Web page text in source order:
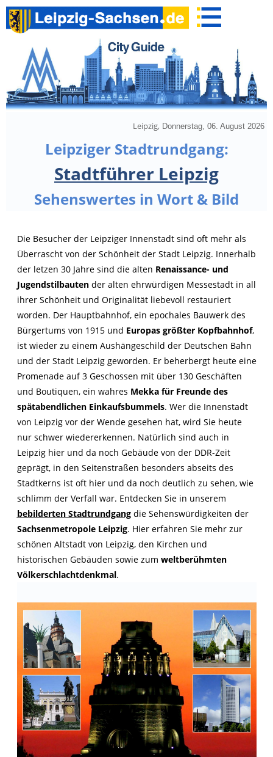
Leipzig, Donnerstag, 06. August 2026
Leipziger Stadtrundgang:
Stadtführer Leipzig
Sehenswertes in Wort & Bild
Die Besucher der Leipziger Innenstadt sind oft mehr als
Überrascht von der Schönheit der Stadt Leipzig. Innerhalb
der letzen 30 Jahre sind die alten Renaissance- und
Jugendstilbautender alten ehrwürdigen Messestadt in all
ihrer Schönheit und Originalität liebevoll restauriert
worden. Der Hauptbahnhof, ein epochales Bauwerk des
Bürgertums von 1915 und Europas größter Kopfbahnhof,
ist wieder zu einem Aushängeschild der Deutschen Bahn
und der Stadt Leipzig geworden. Er beherbergt heute eine
Promenade auf 3 Geschossen mit über 130 Geschäften
und Boutiquen, ein wahres Mekka für Freunde des
spätabendlichen Einkaufsbummels. Wer die Innenstadt
von Leipzig vor der Wende gesehen hat, wird Sie heute
nur schwer wiedererkennen. Natürlich sind auch in
Leipzig hier und da noch Gebäude von der DDR-Zeit
geprägt, in den Seitenstraßen besonders abseits des
Stadtkerns ist oft hier und da noch deutlich zu sehen, wie
schlimm der Verfall war. Entdecken Sie in unserem
bebilderten Stadtrundgangdie Sehenswürdigkeiten der
Sachsenmetropole Leipzig. Hier erfahren Sie mehr zur
schönen Altstadt von Leipzig, den Kirchen und
historischen Gebäuden sowie zum weltberühmten
Völkerschlachtdenkmal.